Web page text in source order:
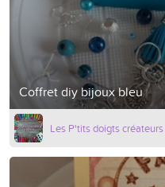
Coffret diy bijoux bleu
Les P'tits doigts créateurs